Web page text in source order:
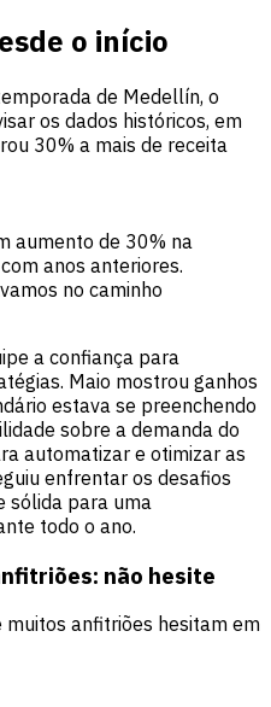
o início
de Medellín, o
os dados históricos, em
30% a mais de receita
aumento de 30% na
anos anteriores.
no caminho
a confiança para
Maio mostrou ganhos
estava se preenchendo
sobre a demanda do
automatizar e otimizar as
enfrentar os desafios
sólida para uma
todo o ano.
não hesite
muitos anfitriões hesitam em